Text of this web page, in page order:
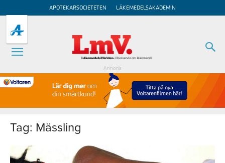
APOTEKARSOCIETETEN LÄKEMEDELSAKADEMIN
Annons
Tag: Mässling